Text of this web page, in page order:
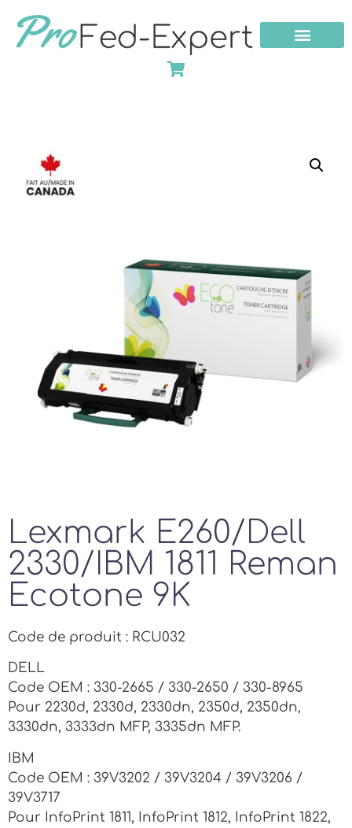
Lexmark E260/Dell
2330/IBM 1811 Reman
Ecotone 9K
Code de produit : RCU032
DELL
Code OEM : 330-2665 / 330-2650 / 330-8965
Pour 2230d, 2330d, 2330dn, 2350d, 2350dn,
3330dn, 3333dn MFP, 3335dn MFP.
IBM
Code OEM : 39V3202 / 39V3204 / 39V3206 /
39V3717
Pour InfoPrint 1811, InfoPrint 1812, InfoPrint 1822,